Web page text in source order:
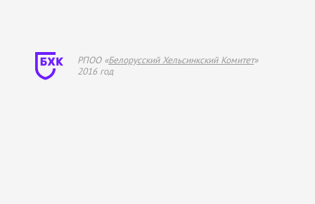
РПОО «Белорусский Хель­синкский Комитет»
2016 год